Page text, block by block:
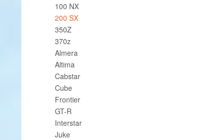
100 NX
200 SX
350Z
370z
Almera
Altima
Cabstar
Cube
Frontier
GT-R
Interstar
Juke